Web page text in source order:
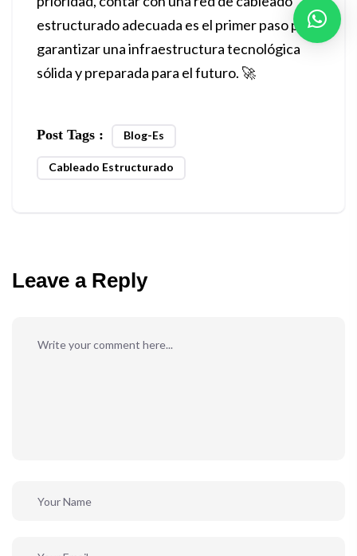
estructurado adecuada es el primer paso para
garantizar una infraestructura tecnológica
sólida y preparada para el futuro. 🚀
Post Tags : Blog-Es
Cableado Estructurado
Leave a Reply